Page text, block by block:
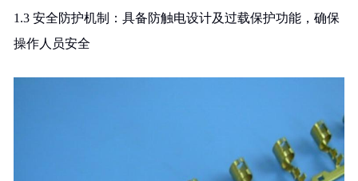
1.3 安全防护机制：具备防触电设计及过载保护功能，确保
操作人员安全